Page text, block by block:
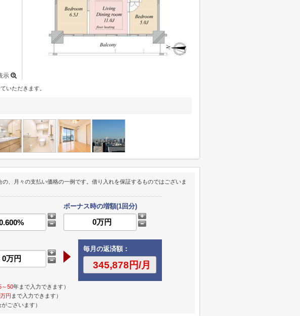
示
いただきます。
の、月々の支払い価格の一例です。借り入れを保証するものではございま
ボーナス時の増額(1回分)
毎月の返済額：
～50年まで入力できます）
円 まで入力できます）
ございます）